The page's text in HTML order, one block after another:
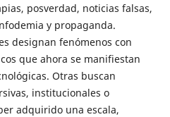
posverdad, noticias falsas,
y propaganda.
designan fenómenos con
que ahora se manifiestan
Otras buscan
institucionales o
adquirido una escala,